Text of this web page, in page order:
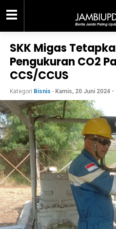
SKK Migas
Pengukuran CO2
CCS/CCUS
Kategori Bisnis - Kamis, 20 Juni 2024 -